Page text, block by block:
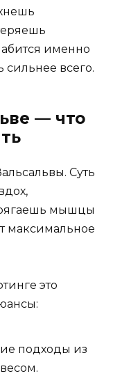
именно
сильнее всего.
— что
Суть
мышцы
максимальное
это
подходы из